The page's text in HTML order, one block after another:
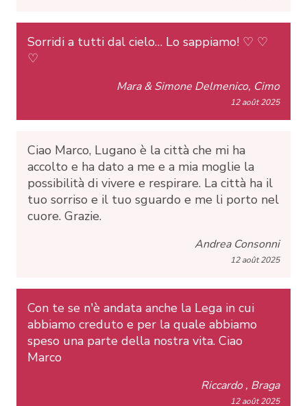
Sorridi a tutti dal cielo… Lo sappiamo! ♡ ♡
♡
Mara & Simone Delmenico, Cimo
12 août 2025
Ciao Marco, Lugano è la città che mi ha
accolto e ha dato a me e a mia moglie la
possibilità di vivere e respirare. La città ha il
tuo sorriso e il tuo sguardo e me li porto nel
cuore. Grazie.
Andrea Consonni
12 août 2025
Con te se n'è andata anche la Lega in cui
abbiamo creduto e per la quale abbiamo
speso una parte della nostra vita. Ciao
Marco
Riccardo , Braga
12 août 2025